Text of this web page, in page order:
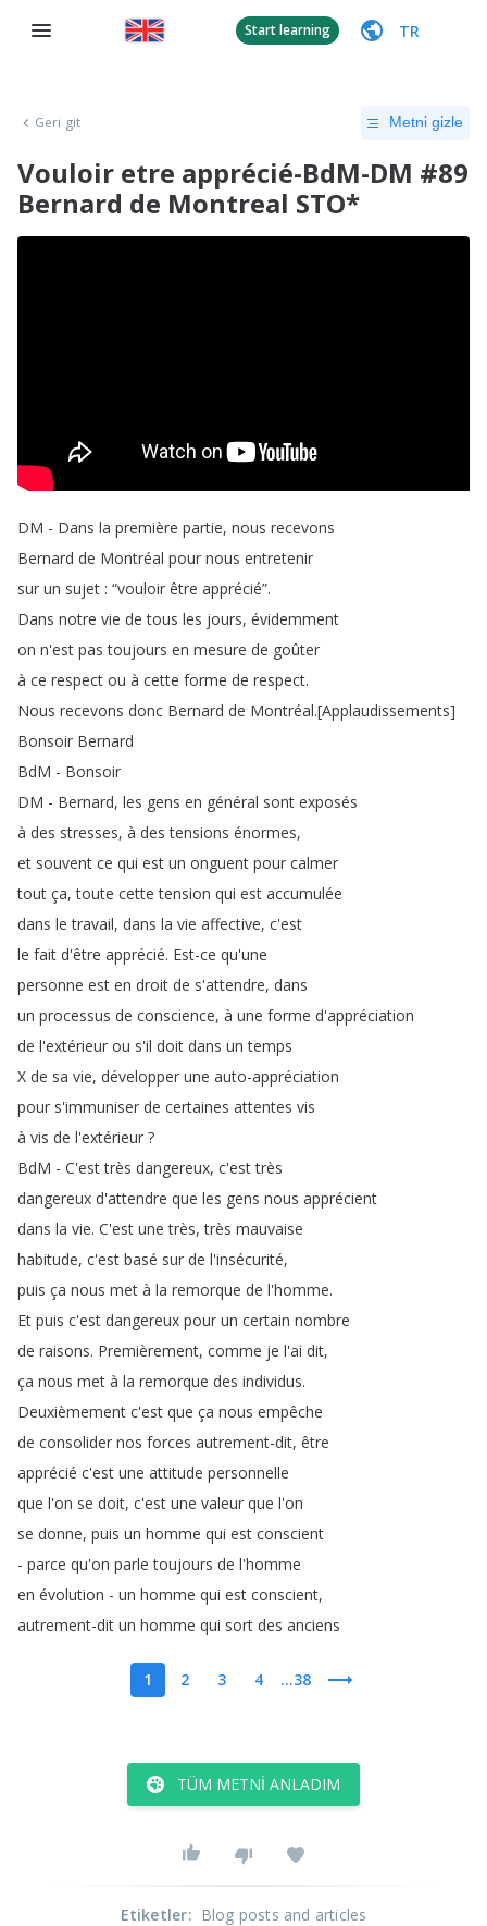
Start learning TR
Geri git Metni gizle
Vouloir etre apprécié-BdM-DM #89
Bernard de Montreal STO*
DM - Dans la première partie, nous recevons
Bernard de Montréal pour nous entretenir
sur un sujet : “vouloir être apprécié”.
Dans notre vie de tous les jours, évidemment
on n'est pas toujours en mesure de goûter
à ce respect ou à cette forme de respect.
Nous recevons donc Bernard de Montréal.[Applaudissements]
Bonsoir Bernard
BdM - Bonsoir
DM - Bernard, les gens en général sont exposés
à des stresses, à des tensions énormes,
et souvent ce qui est un onguent pour calmer
tout ça,toute cette tension qui est accumulée
dans le travail, dans la vie affective, c'est
le fait d'être apprécié. Est-ce qu'une
personne est en droit de s'attendre, dans
un processus de conscience, à une forme d'appréciation
de l'extérieur ou s'il doit dans un temps
X de sa vie, développer une auto-appréciation
pour s'immuniser de certaines attentes vis
à vis de l'extérieur ?
BdM - C'est très dangereux, c'est très
dangereux d'attendre que les gens nous apprécient
dans la vie. C'est une très,très mauvaise
habitude, c'est basé sur de l'insécurité,
puis ça nous met à la remorque de l'homme.
Et puis c'est dangereux pour un certain nombre
de raisons. Premièrement, comme je l'ai dit,
ça nous met à la remorque des individus.
Deuxièmement c'est que ça nous empêche
de consolider nos forces autrement-dit, être
apprécié c'est une attitude personnelle
que l'on se doit, c'est une valeur que l'on
se donne, puis un homme qui est conscient
- parce qu'on parle toujours de l'homme
en évolution - un homme qui est conscient,
autrement-dit un homme qui sort des anciens
1 2 3 4 ...38
TÜM METNI ANLADIM
Etiketler: Blog posts and articles